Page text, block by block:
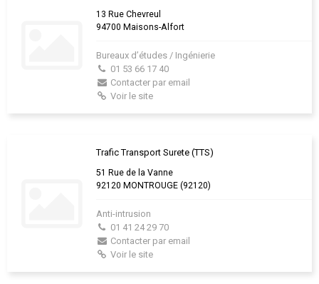
13 Rue Chevreul
94700 Maisons-Alfort
Bureaux d’études / Ingénierie
01 53 66 17 40
Contacter par email
Voir le site
Trafic Transport Surete (TTS)
51 Rue de la Vanne
92120 MONTROUGE (92120)
Anti-intrusion
01 41 24 29 70
Contacter par email
Voir le site